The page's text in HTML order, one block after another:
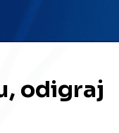
odigraj